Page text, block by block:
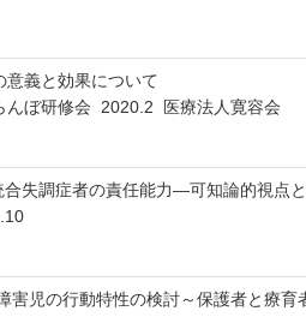
意義と効果について
ぼ研修会 2020.2 医療法人寛容会
失調症者の責任能力―可知論的視点
児の行動特性の検討～保護者と療育